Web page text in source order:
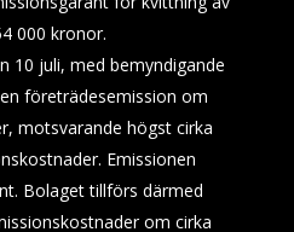
000 kronor.
10 juli, med bemyndigande
företrädesemission om
motsvarande högst cirka
Emissionen
Bolaget tillförs därmed
om cirka